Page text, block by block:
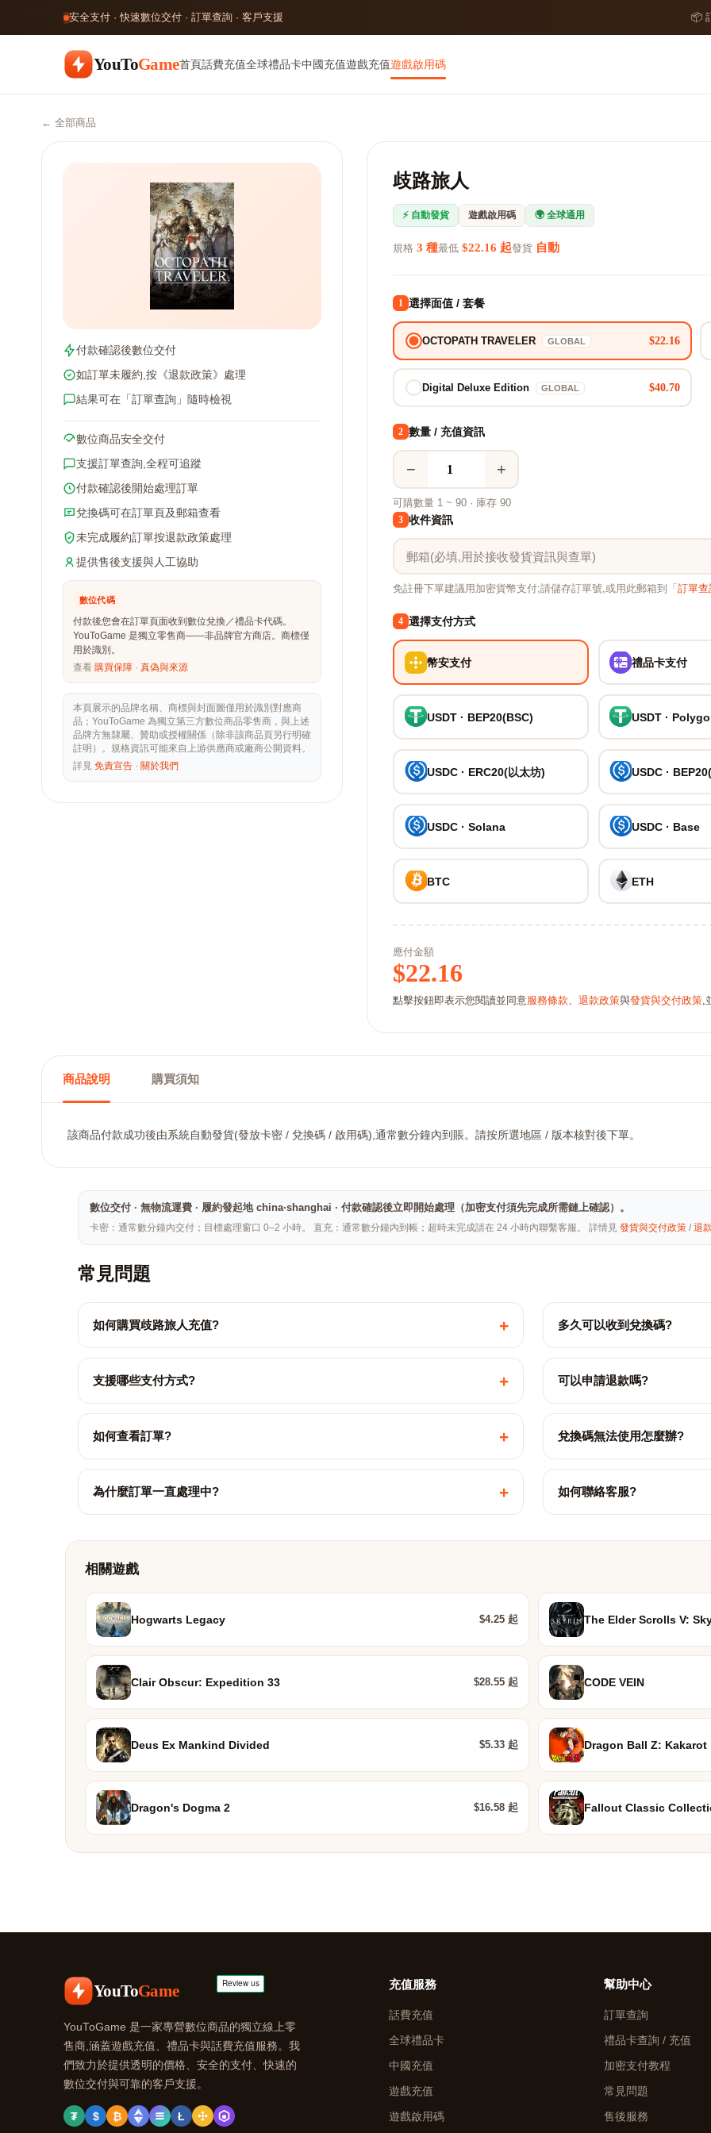
安全支付 · 快速數位交付 · 訂單查詢 · 客戶支援 📦
YouToGame首頁話費充值全球禮品卡中國充值遊戲充值遊戲啟用碼
← 全部商品
付款確認後數位交付
如訂單未履約,按《退款政策》處理
結果可在「訂單查詢」隨時檢視
數位商品安全交付
支援訂單查詢,全程可追蹤
付款確認後開始處理訂單
兌換碼可在訂單頁及郵箱查看
未完成履約訂單按退款政策處理
提供售後支援與人工協助
數位代碼
付款後您會在訂單頁面收到數位兌換／禮品卡代碼。
YouToGame 是獨立零售商——非品牌官方商店。商標僅
用於識別。
查看 購買保障 · 真偽與來源
本頁展示的品牌名稱、商標與封面圖僅用於識別對應商
品；YouToGame 為獨立第三方數位商品零售商，與上述
品牌方無隸屬、贊助或授權關係（除非該商品頁另行明確
註明）。規格資訊可能來自上游供應商或廠商公開資料。
詳見 免責宣告 · 關於我們
歧路旅人
⚡ 自動發貨 遊戲啟用碼 🌍 全球通用
規格 3 種最低 $22.16 起發貨 自動
1 選擇面值 / 套餐
OCTOPATH TRAVELER GLOBAL $22.16
Digital Deluxe Edition GLOBAL $40.70
2 數量 / 充值資訊
− +
可購數量 1 ~ 90 · 庫存 90
3 收件資訊
免註冊下單建議用加密貨幣支付;請儲存訂單號,或用此郵箱到「 訂單查
4 選擇支付方式
幣安支付 禮品卡支付
USDT · BEP20(BSC) USDT ·
USDC · ERC20(以太坊) USDC ·
USDC · Solana USDC · Base
BTC ETH
應付金額
$22.16
點擊按鈕即表示您閱讀並同意服務條款、 退款政策與發貨與交付政策,
商品說明 購買須知
該商品付款成功後由系統自動發貨(發放卡密 / 兌換碼 / 啟用碼),通常數分鐘內到賬。請按所選地區 / 版本核對後下單。
數位交付 · 無物流運費 · 履約發起地 china·shanghai · 付款確認後立即開始處理（加密支付須先完成所需鏈上確認）。
卡密：通常數分鐘內交付；目標處理窗口 0–2 小時。 直充：通常數分鐘內到帳；超時未完成請在 24 小時內聯繫客服。 詳情見 發貨與交付政策 /退
常見問題
如何購買歧路旅人充值? + 多久可以收到兌換碼?
支援哪些支付方式? + 可以申請退款嗎?
如何查看訂單? + 兌換碼無法使用怎麼辦?
為什麼訂單一直處理中? + 如何聯絡客服?
相關遊戲
Hogwarts Legacy $4.25 起 The Elder Scrolls V:
Clair Obscur: Expedition 33 $28.55 起 CODE VEIN
Deus Ex Mankind Divided $5.33 起 Dragon Ball Z: Kakarot
Dragon's Dogma 2 $16.58 起 Fallout Classic
YouToGame
YouToGame 是一家專營數位商品的獨立線上零
售商,涵蓋遊戲充值、禮品卡與話費充值服務。我
們致力於提供透明的價格、安全的支付、快速的
數位交付與可靠的客戶支援。
₮ $ ₿ Ł
充值服務
話費充值
全球禮品卡
中國充值
遊戲充值
遊戲啟用碼
幫助中心
訂單查詢
禮品卡查詢 / 充值
加密支付教程
常見問題
售後服務